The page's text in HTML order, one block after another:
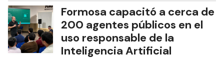
Formosa capacitó a cerca de
200 agentes públicos en el
uso responsable de la
Inteligencia Artificial